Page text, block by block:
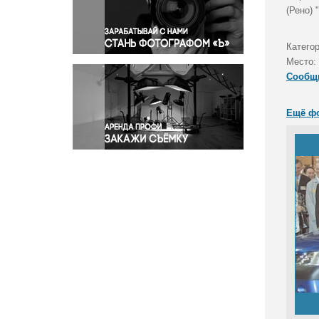
Правосудие
Происшествия и конфликты
Религия
Светская жизнь
Спорт
Экология
Экономика и бизнес
(Рено)
Место:
Ещё